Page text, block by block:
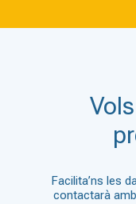
Facilita’ns les
contactarà